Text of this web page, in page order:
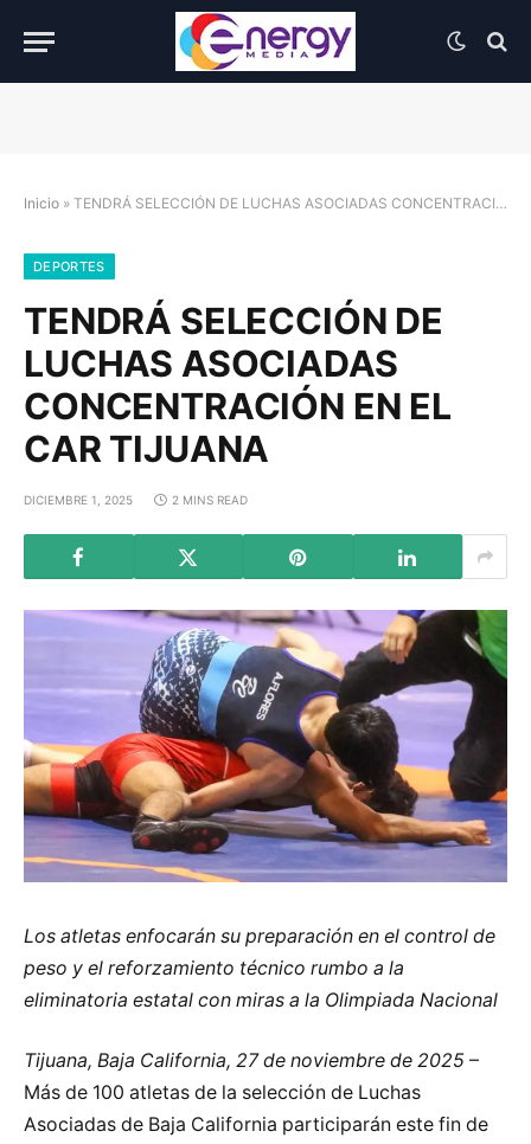
Inicio » TENDRÁ SELECCIÓN DE LUCHAS ASOCIADAS CONCENTRACIÓN EN EL CAR TIJUANA
DEPORTES
TENDRÁ SELECCIÓN DE
LUCHAS ASOCIADAS
CONCENTRACIÓN EN EL
CAR TIJUANA
DICIEMBRE 1, 2025 2 MINS READ
Los atletas enfocarán su preparación en el control de
peso y el reforzamiento técnico rumbo a la
eliminatoria estatal con miras a la Olimpiada Nacional
Tijuana, Baja California, 27 de noviembre de 2025 –
Más de 100 atletas de la selección de Luchas
Asociadas de Baja California participarán este fin de